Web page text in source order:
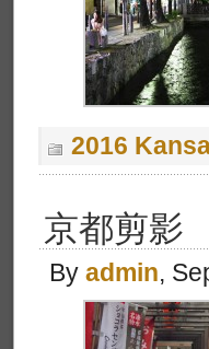
2016
京都剪影
By admin,